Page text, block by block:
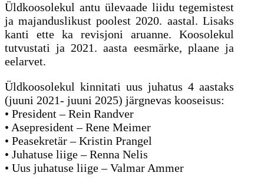
Üldkoosolekul antu ülevaade liidu tegemistest
ja majanduslikust poolest 2020. aastal. Lisaks
kanti ette ka revisjoni aruanne. Koosolekul
tutvustati ja 2021. aasta eesmärke, plaane ja
eelarvet.
Üldkoosolekul kinnitati uus juhatus 4 aastaks
(juuni 2021- juuni 2025) järgnevas kooseisus:
• President – Rein Randver
• Asepresident – Rene Meimer
• Peasekretär – Kristin Prangel
• Juhatuse liige – Renna Nelis
• Uus juhatuse liige – Valmar Ammer